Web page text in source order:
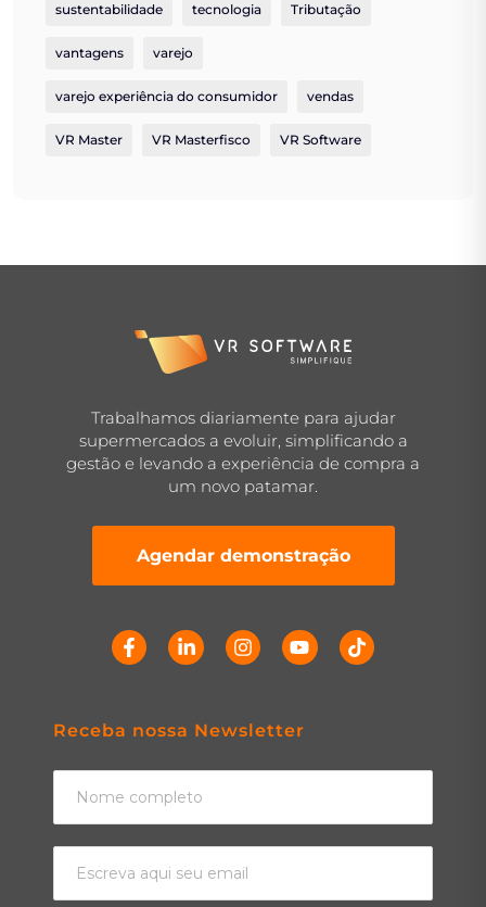
sustentabilidade tecnologia Tributação
vantagens varejo
varejo experiência do consumidor vendas
VR Master VR Masterfisco VR Software
Trabalhamos diariamente para ajudar
supermercados a evoluir, simplificando a
gestão e levando a experiência de compra a
um novo patamar.
Agendar demonstração
Receba nossa Newsletter